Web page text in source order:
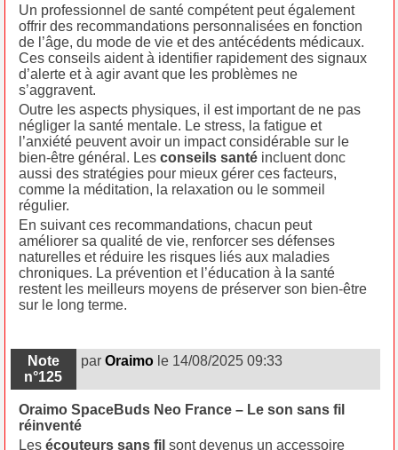
Un professionnel de santé compétent peut également
offrir des recommandations personnalisées en fonction
de l’âge, du mode de vie et des antécédents médicaux.
Ces conseils aident à identifier rapidement des signaux
d’alerte et à agir avant que les problèmes ne
s’aggravent.
Outre les aspects physiques, il est important de ne pas
négliger la santé mentale. Le stress, la fatigue et
l’anxiété peuvent avoir un impact considérable sur le
bien-être général. Les conseils santéincluent donc
aussi des stratégies pour mieux gérer ces facteurs,
comme la méditation, la relaxation ou le sommeil
régulier.
En suivant ces recommandations, chacun peut
améliorer sa qualité de vie, renforcer ses défenses
naturelles et réduire les risques liés aux maladies
chroniques. La prévention et l’éducation à la santé
restent les meilleurs moyens de préserver son bien-être
sur le long terme.
Note
n°125
par Oraimo le 14/08/2025 09:33
Oraimo SpaceBuds Neo France – Le son sans fil
réinventé
Les écouteurs sans fil sont devenus un accessoire